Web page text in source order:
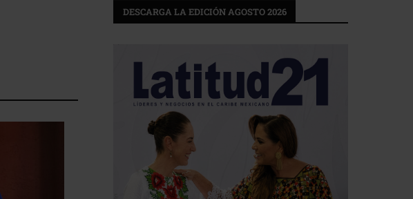
DESCARGA LA EDICIÓN AGOSTO 2026